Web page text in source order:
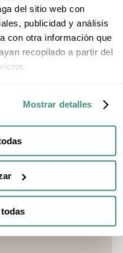
del sitio web con
publicidad y análisis
con otra información que
recopilado a partir del
Mostrar detalles